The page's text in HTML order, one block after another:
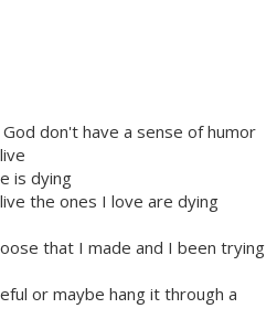
don't have a sense of humor
is dying
the ones I love are dying
that I made and I been trying
or maybe hang it through a